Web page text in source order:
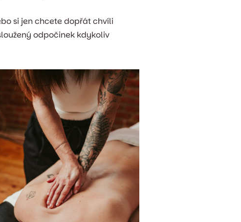
si jen chcete dopřát chvíli
odpočinek kdykoliv